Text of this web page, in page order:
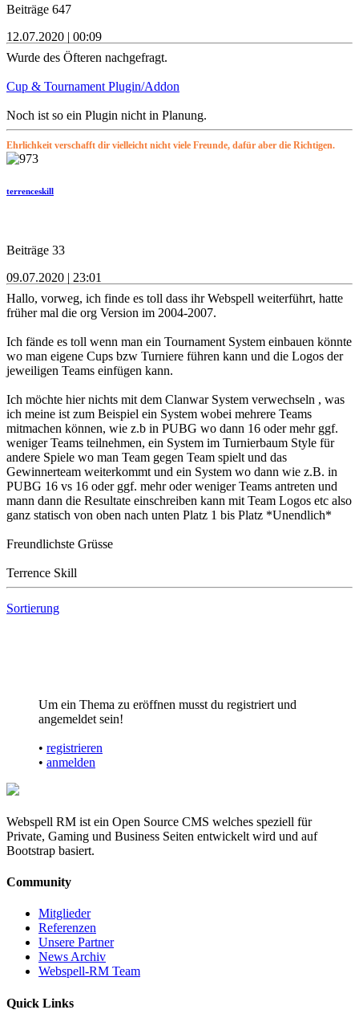
Beiträge 647
12.07.2020 | 00:09
Wurde des Öfteren nachgefragt.
Cup & Tournament Plugin/Addon
Noch ist so ein Plugin nicht in Planung.
Ehrlichkeit verschafft dir vielleicht nicht viele Freunde, dafür aber die Richtigen.
terrenceskill
Beiträge 33
09.07.2020 | 23:01
Hallo, vorweg, ich finde es toll dass ihr Webspell weiterführt, hatte
früher mal die org Version im 2004-2007.
Ich fände es toll wenn man ein Tournament System einbauen könnte
wo man eigene Cups bzw Turniere führen kann und die Logos der
jeweiligen Teams einfügen kann.
Ich möchte hier nichts mit dem Clanwar System verwechseln , was
ich meine ist zum Beispiel ein System wobei mehrere Teams
mitmachen können, wie z.b in PUBG wo dann 16 oder mehr ggf.
weniger Teams teilnehmen, ein System im Turnierbaum Style für
andere Spiele wo man Team gegen Team spielt und das
Gewinnerteam weiterkommt und ein System wo dann wie z.B. in
PUBG 16 vs 16 oder ggf. mehr oder weniger Teams antreten und
mann dann die Resultate einschreiben kann mit Team Logos etc also
ganz statisch von oben nach unten Platz 1 bis Platz *Unendlich*
Freundlichste Grüsse
Terrence Skill
Sortierung
Um ein Thema zu eröffnen musst du registriert und
angemeldet sein!
• registrieren
• anmelden
Webspell RM ist ein Open Source CMS welches speziell für
Private, Gaming und Business Seiten entwickelt wird und auf
Bootstrap basiert.
Community
Mitglieder
Referenzen
Unsere Partner
News Archiv
Webspell-RM Team
Quick Links